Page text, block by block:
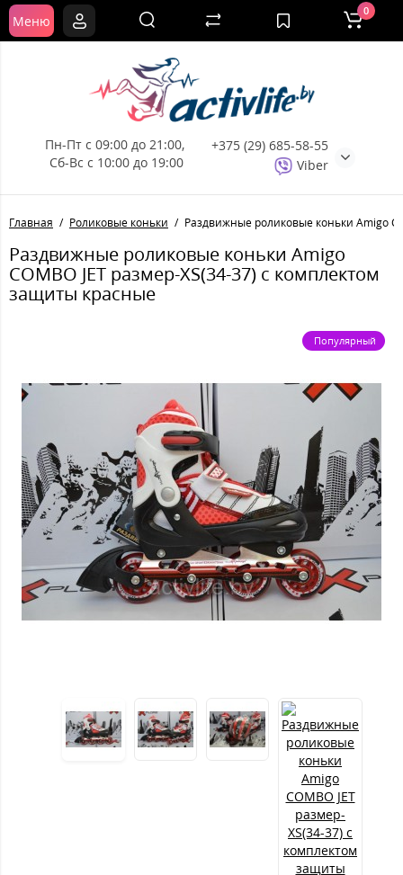
Пн-Пт с 09:00 до 21:00,
Сб-Вс с 10:00 до 19:00
+375 (29) 685-58-55
Viber
Меню
0
Главная Роликовые коньки Раздвижные роликовые коньки Amigo
Раздвижные роликовые коньки Amigo
COMBO JET размер-XS(34-37) с комплектом
защиты красные
Популярный